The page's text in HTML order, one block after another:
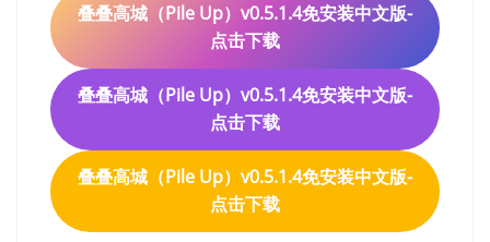
叠叠高城（Pile Up）v0.5.1.4免安装中文版-
点击下载
叠叠高城（Pile Up）v0.5.1.4免安装中文版-
点击下载
叠叠高城（Pile Up）v0.5.1.4免安装中文版-
点击下载